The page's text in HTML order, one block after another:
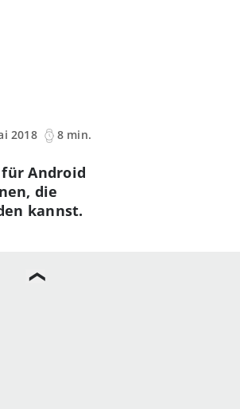
2018
8 min.
für Android
die
kannst.